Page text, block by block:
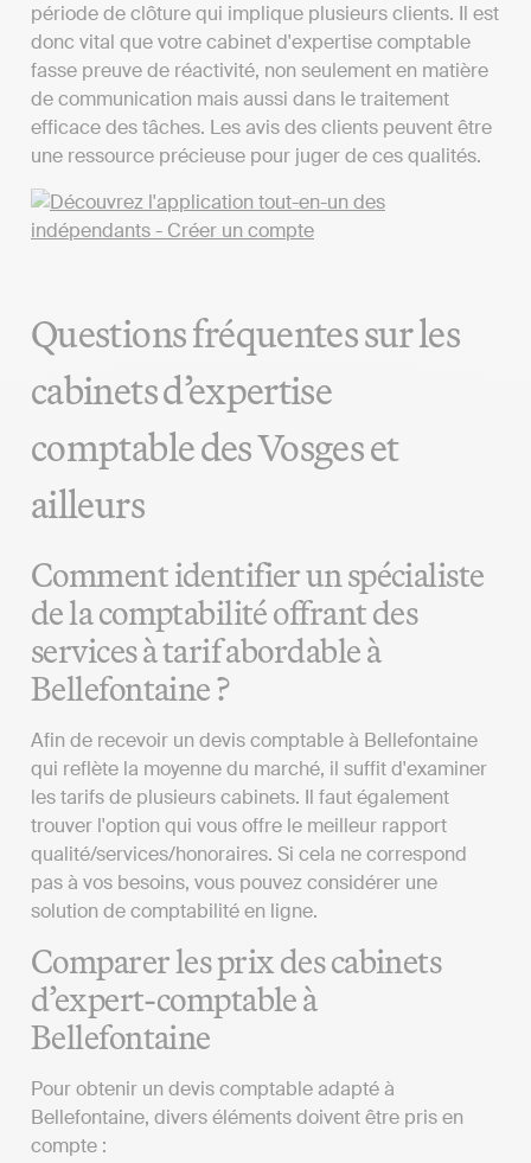
période de clôture qui implique plusieurs clients. Il est
donc vital que votre cabinet d'expertise comptable
fasse preuve de réactivité, non seulement en matière
de communication mais aussi dans le traitement
efficace des tâches. Les avis des clients peuvent être
une ressource précieuse pour juger de ces qualités.
Questions fréquentes sur les
cabinets d’expertise
comptable des Vosges et
ailleurs
Comment identifier un spécialiste
de la comptabilité offrant des
services à tarif abordable à
Bellefontaine ?
Afin de recevoir un devis comptable à Bellefontaine
qui reflète la moyenne du marché, il suffit d'examiner
les tarifs de plusieurs cabinets. Il faut également
trouver l'option qui vous offre le meilleur rapport
qualité/services/honoraires. Si cela ne correspond
pas à vos besoins, vous pouvez considérer une
solution de comptabilité en ligne.
Comparer les prix des cabinets
d’expert-comptable à
Bellefontaine
Pour obtenir un devis comptable adapté à
Bellefontaine, divers éléments doivent être pris en
compte :